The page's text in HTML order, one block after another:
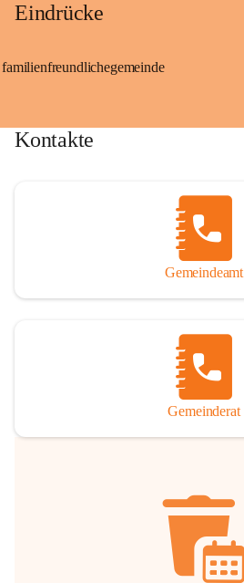
Eindrücke
familienfreundlichegemeinde
Kontakte
Gemeindeamt
Gemeinderat